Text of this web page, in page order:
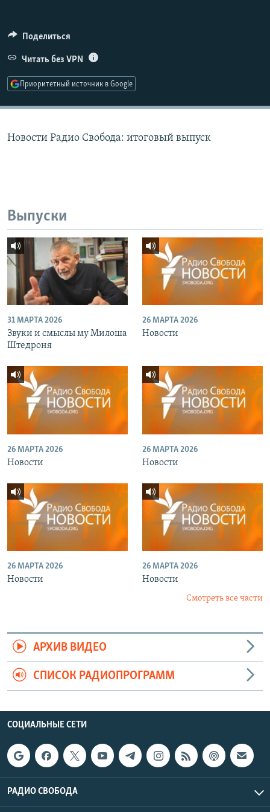
ПОДПИШИТЕСЬ НА РАССЫЛКУ
СОЦИАЛЬНЫЕ СЕТИ
Поделиться
Читать без VPN
Приоритетный источник в Google
Новости Радио Свобода: итоговый выпуск
Выпуски
31 МАРТА 2026
Звуки и смыслы му Милоша
Штедроня
26 МАРТА 2026
Новости
26 МАРТА 2026
Новости
26 МАРТА 2026
Новости
26 МАРТА 2026
Новости
26 МАРТА 2026
Новости
Смотреть все части
АРХИВ ВИДЕО
СПИСОК РАДИОПРОГРАММ
СОЦИАЛЬНЫЕ СЕТИ
РАДИО СВОБОДА